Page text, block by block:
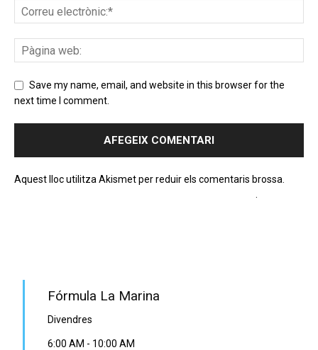
Save my name, email, and website in this browser for the
next time I comment.
Aquest lloc utilitza Akismet per reduir els comentaris brossa.
Fórmula La Marina
Divendres
6:00 AM - 10:00 AM